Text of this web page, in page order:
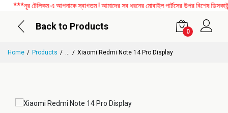
***নূর টেলিকম এ আপনাকে স্বাগতম ! আমাদের সব ধরনের মোবাইল পার্টসের উপর বিশেষ
Back to Products
0
Home Products ... Xiaomi Redmi Note 14 Pro Display